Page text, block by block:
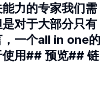
力的专家我们需
对于大部分只有
一个all in one的
使用## 预览## 链